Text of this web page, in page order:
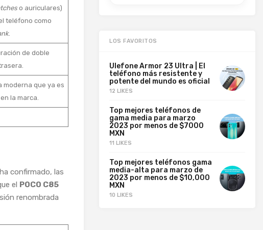
o auriculares)
teléfono como
.
de doble
moderna que ya es
la marca.
confirmado, las
el POCO C85
renombrada
LOS FAVORITOS
Ulefone Armor 23 Ultra | El
teléfono más resistente y
potente del mundo es oficial
12 LIKES
Top mejores teléfonos de
gama media para marzo
2023 por menos de $7000
MXN
11 LIKES
Top mejores teléfonos gama
media-alta para marzo de
2023 por menos de $10,000
MXN
10 LIKES